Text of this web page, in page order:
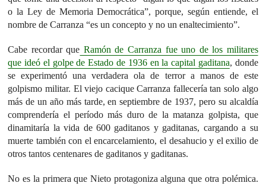
o la Ley de Memoria Democrática”, porque, según entiende, el
nombre de Carranza “es un concepto y no un enaltecimiento”.
Cabe recordar que Ramón de Carranza fue uno de los militares
que ideó el golpe de Estado de 1936 en la capital gaditana, donde
se experimentó una verdadera ola de terror a manos de este
golpismo militar. El viejo cacique Carranza fallecería tan solo algo
más de un año más tarde, en septiembre de 1937, pero su alcaldía
comprendería el período más duro de la matanza golpista, que
dinamitaría la vida de 600 gaditanos y gaditanas, cargando a su
muerte también con el encarcelamiento, el desahucio y el exilio de
otros tantos centenares de gaditanos y gaditanas.
No es la primera que Nieto protagoniza alguna que otra polémica.